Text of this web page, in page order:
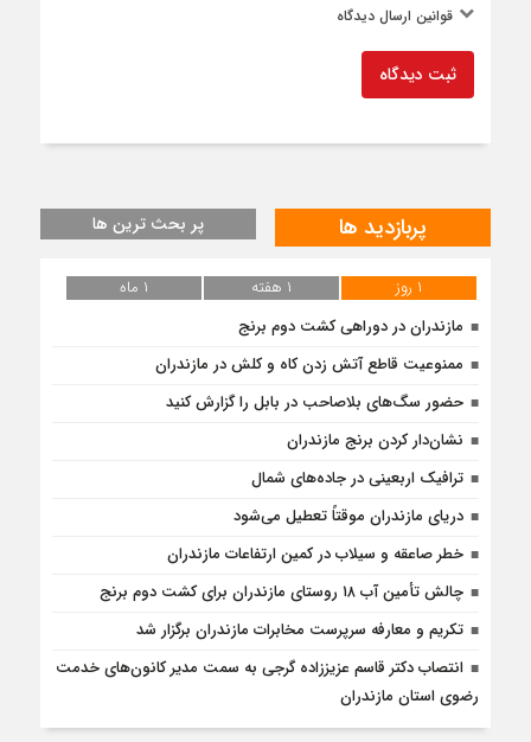
قوانین ارسال دیدگاه
ثبت دیدگاه
پربازدید ها پر بحث ترین ها
۱ روز ۱ هفته
۱ ماه
مازندران در دوراهی کشت دوم برنج
ممنوعیت قاطع آتش زدن کاه و کلش در مازندران
حضور سگ‌های بلاصاحب در بابل را ‌گزارش کنید
نشان‌دار کردن برنج مازندران
ترافیک اربعینی در جاده‌های شمال
دریای مازندران موقتاً تعطیل می‌شود
خطر صاعقه و سیلاب در کمین ارتفاعات مازندران
چالش تأمین آب ۱۸ روستای مازندران برای کشت دوم برنج
تکریم و معارفه سرپرست مخابرات مازندران برگزار شد
انتصاب دکتر قاسم عزیززاده گرجی به سمت مدیر کانون‌های خدمت
رضوی استان مازندران